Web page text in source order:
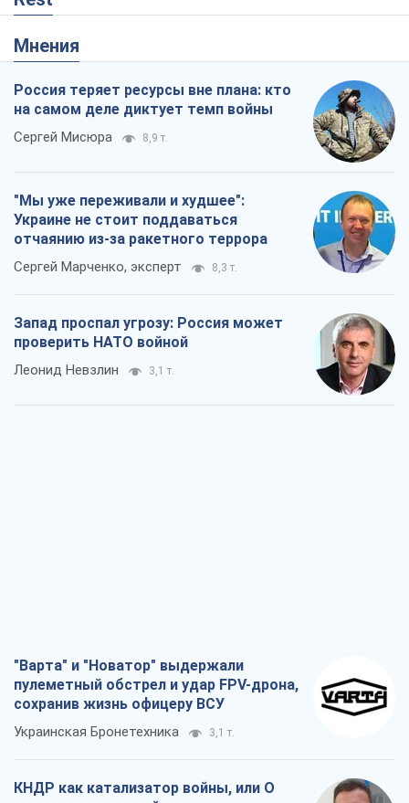
Мнения
Россия теряет ресурсы вне плана: кто
на самом деле диктует темп войны
Сергей Мисюра 8,9 т.
"Мы уже переживали и худшее":
Украине не стоит поддаваться
отчаянию из-за ракетного террора
Сергей Марченко, эксперт 8,3 т.
Запад проспал угрозу: Россия может
проверить НАТО войной
Леонид Невзлин 3,1 т.
"Варта" и "Новатор" выдержали
пулеметный обстрел и удар FPV-дрона,
сохранив жизнь офицеру ВСУ
Украинская Бронетехника 3,1 т.
КНДР как катализатор войны, или О